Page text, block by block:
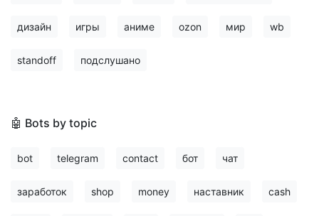
дизайн игры аниме ozon мир wb
standoff подслушано
🤖 Bots by topic
bot telegram contact бот чат
заработок shop money наставник cash